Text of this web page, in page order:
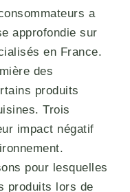
a
approfondie sur
en France.
des
produits
Trois
impact négatif
pour lesquelles
produits lors de